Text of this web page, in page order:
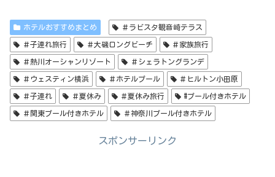
ホテルおすすめまとめ ＃ラビスタ観音崎テラス
＃子連れ旅行 ＃大磯ロングビーチ ＃家族旅行
＃熱川オーシャンリゾート ＃シェラトングランデ
＃ウェスティン横浜 ＃ホテルプール ＃ヒルトン小田原
＃子連れ ＃夏休み ＃夏休み旅行 #プール付きホテル
＃関東プール付きホテル ＃神奈川プール付きホテル
スポンサーリンク